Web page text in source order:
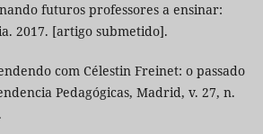
futuros professores a ensinar:
2017. [artigo submetido].
com Célestin Freinet: o passado
Pedagógicas, Madrid, v. 27, n.